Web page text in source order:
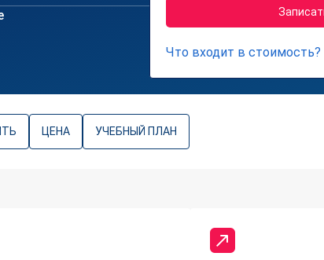
Что входит в стоимость?
ЦЕНА УЧЕБНЫЙ ПЛАН